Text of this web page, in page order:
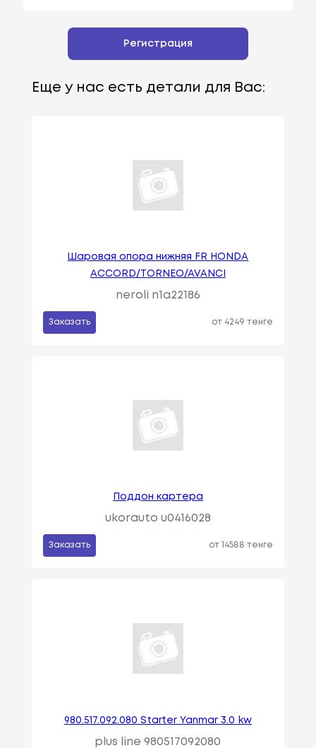
Регистрация
Еще у нас есть детали для Вас:
Шаровая опора нижняя FR HONDA
ACCORD/TORNEO/AVANCI
neroli n1a22186
Заказать от 4249 тенге
Поддон картера
ukorauto u0416028
Заказать от 14588 тенге
980.517.092.080 Starter Yanmar 3.0 kw
plus line 980517092080